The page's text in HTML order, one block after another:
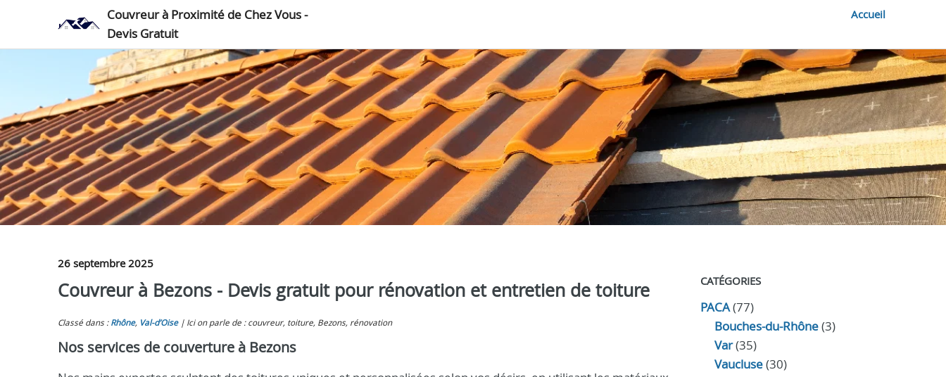
Couvreur à Proximité de Chez Vous -
Devis Gratuit
Accueil
26 septembre 2025
Couvreur à Bezons - Devis gratuit pour rénovation et entretien de toiture
Classé dans : Rhône, Val-d’Oise Ici on parle de : couvreur, toiture, Bezons, rénovation
Nos services de couverture à Bezons
CATÉGORIES
PACA(77)
Bouches-du-Rhône(3)
Var(35)
Vaucluse(30)